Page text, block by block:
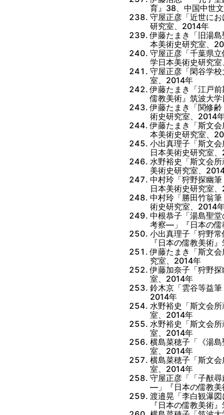
育』38、中国中世
守屋正彦「近世に
研究室、2014年
伊藤たまき「旧湯
本美術史研究室、
守屋正彦「千葉県
学日本美術史研究
守屋正彦「閑谷学
室、2014年
伊藤たまき「江戸
儒教美術』筑波大
伊藤たまき「関修
術史研究室、2014
伊藤たまき「斯文
本美術史研究室、
小出真理子「斯文
日本美術史研究室
水野裕史「斯文会
美術史研究室、
中村玲「狩野探幽
日本美術史研究室
中村玲「勝田竹翁
術史研究室、2014
中根恭子「湯島聖
考察―」『日本の儒
小出真理子「狩野
『日本の儒教美術
伊藤たまき「斯文
究室、2014年
伊藤加奈子「狩野
室、2014年
鈴木京「雲谷等益
2014年
水野裕史「斯文会
室、2014年
水野裕史「斯文会
室、2014年
横島菜穂子「《湯
室、2014年
横島菜穂子「斯文
室、2014年
守屋正彦「「子猷
―」『日本の儒教美
渡邉晃「李白観瀑
『日本の儒教美術